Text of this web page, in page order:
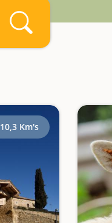
10,3 Km's